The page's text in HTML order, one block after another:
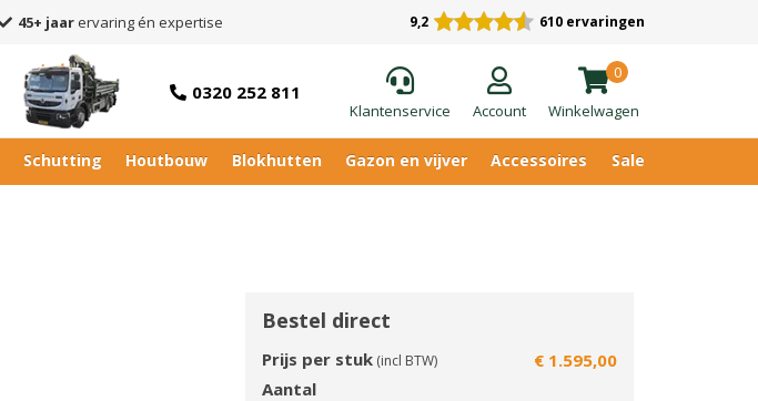
45+ jaar ervaring én expertise 9,2 610 ervaringen
0320 252 811
Klantenservice Account
0
Winkelwagen
Schutting Houtbouw Blokhutten Gazon en vijver Accessoires Sale
Bestel direct
Prijs per stuk (incl BTW)
€ 1.595,00
Aantal